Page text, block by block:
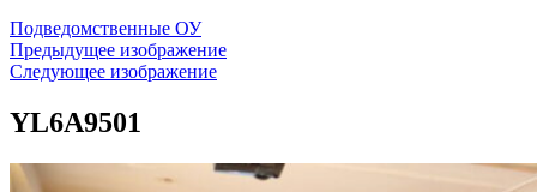
Подведомственные ОУ
Предыдущее изображение
Следующее изображение
YL6A9501